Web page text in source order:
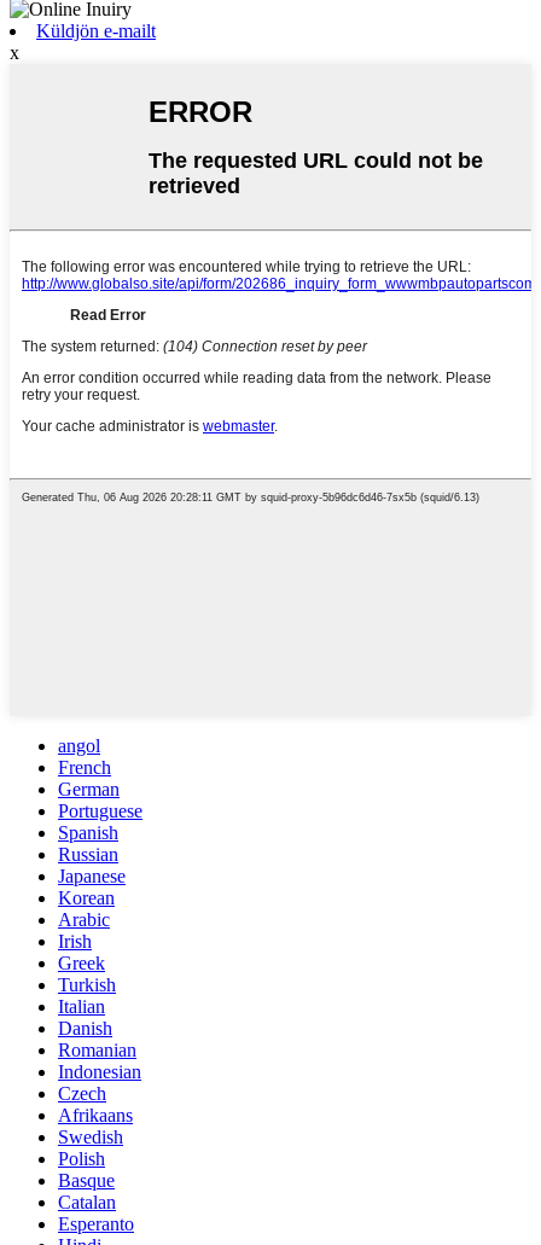
Küldjön e-mailt
x
angol
French
German
Portuguese
Spanish
Russian
Japanese
Korean
Arabic
Irish
Greek
Turkish
Italian
Danish
Romanian
Indonesian
Czech
Afrikaans
Swedish
Polish
Basque
Catalan
Esperanto